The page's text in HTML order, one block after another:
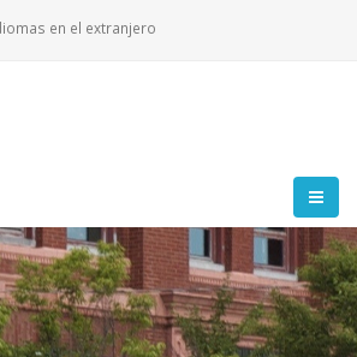
en el extranjero